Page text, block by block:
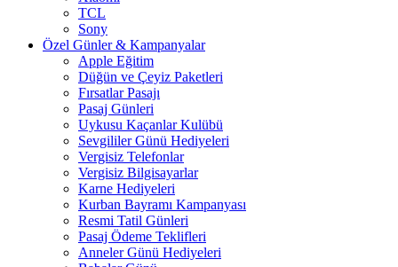
TCL
Sony
Özel Günler & Kampanyalar
Apple Eğitim
Düğün ve Çeyiz Paketleri
Fırsatlar Pasajı
Pasaj Günleri
Uykusu Kaçanlar Kulübü
Sevgililer Günü Hediyeleri
Vergisiz Telefonlar
Vergisiz Bilgisayarlar
Karne Hediyeleri
Kurban Bayramı Kampanyası
Resmi Tatil Günleri
Pasaj Ödeme Teklifleri
Anneler Günü Hediyeleri